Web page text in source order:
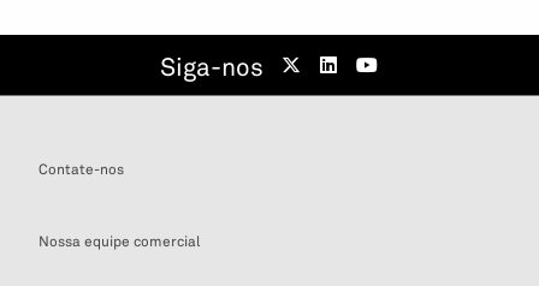
Siga-nos
Contate-nos
Nossa equipe comercial